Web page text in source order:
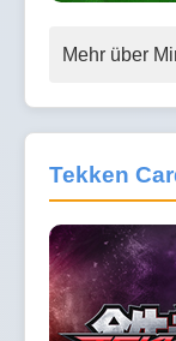
Mehr über
Tekken